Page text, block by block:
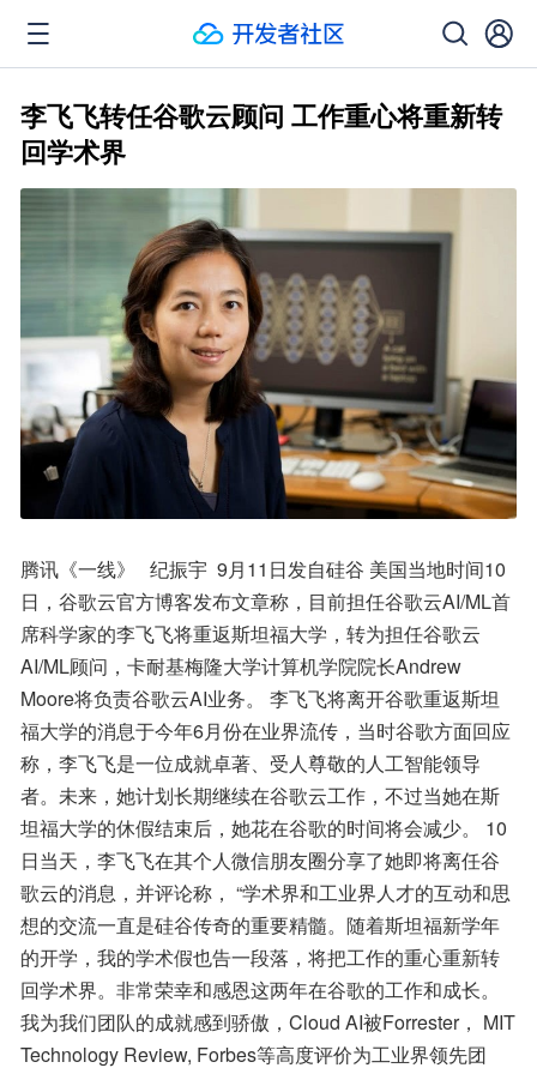
李飞飞转任谷歌云顾问 工作重心将重新转
回学术界
腾讯《一线》   纪振宇  9月11日发自硅谷 美国当地时间10
日，谷歌云官方博客发布文章称，目前担任谷歌云AI/ML首
席科学家的李飞飞将重返斯坦福大学，转为担任谷歌云
AI/ML顾问，卡耐基梅隆大学计算机学院院长Andrew
Moore将负责谷歌云AI业务。 李飞飞将离开谷歌重返斯坦
福大学的消息于今年6月份在业界流传，当时谷歌方面回应
称，李飞飞是一位成就卓著、受人尊敬的人工智能领导
者。未来，她计划长期继续在谷歌云工作，不过当她在斯
坦福大学的休假结束后，她花在谷歌的时间将会减少。 10
日当天，李飞飞在其个人微信朋友圈分享了她即将离任谷
歌云的消息，并评论称， “学术界和工业界人才的互动和思
想的交流一直是硅谷传奇的重要精髓。随着斯坦福新学年
的开学，我的学术假也告一段落，将把工作的重心重新转
回学术界。非常荣幸和感恩这两年在谷歌的工作和成长。
我为我们团队的成就感到骄傲，Cloud AI被Forrester， MIT
Technology Review, Forbes等高度评价为工业界领先团